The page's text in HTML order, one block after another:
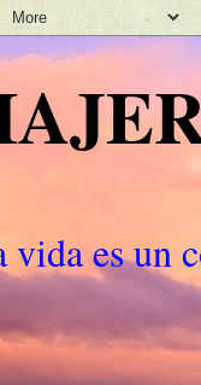
vida es un